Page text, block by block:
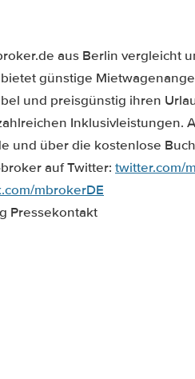
aus Berlin vergleicht
günstige
und preisgünstig ihren
Inklusivleistungen.
und über die kostenlose
auf Twitter: twitter.com/
mbrokerDE
Pressekontakt